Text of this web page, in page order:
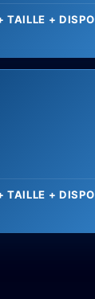
TAILLE + DISPO
TAILLE + DISPO